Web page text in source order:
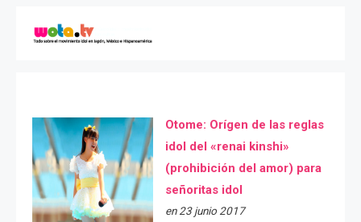
Otome: Orígen de las reglas
idol del «renai kinshi»
(prohibición del amor) para
señoritas idol
en 23 junio 2017